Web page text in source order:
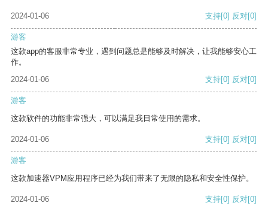
2024-01-06 支持[0] 反对[0]
游客
这款app的客服非常专业，遇到问题总是能够及时解决，让我能够安心工
作。
2024-01-06
支持[0] 反对[0]
游客
这款软件的功能非常强大，可以满足我日常使用的需求。
2024-01-06 支持[0] 反对[0]
游客
这款加速器VPM应用程序已经为我们带来了无限的隐私和安全性保护。
2024-01-06 支持[0] 反对[0]